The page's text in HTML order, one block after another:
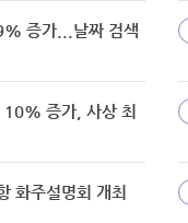
증가...날짜 검색
10% 증가, 사상 최
화주설명회 개최